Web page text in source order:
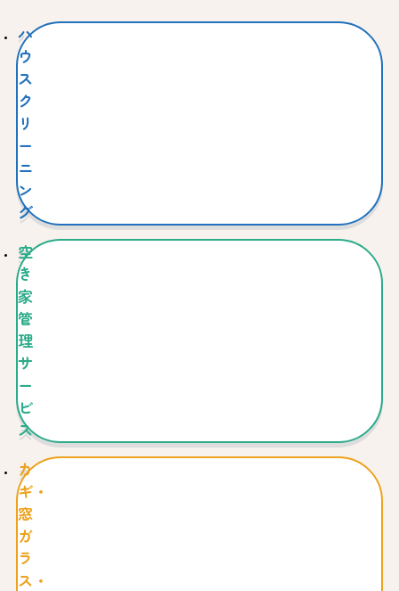
ハ
ウ
ス
ク
リ
ー
ニ
ン
グ
空
き
家
管
理
サ
ー
ビ
ス
カ
ギ・
窓
ガ
ラ
ス・